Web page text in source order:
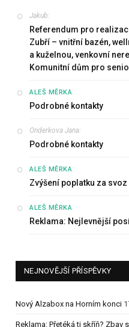
Jakub:
Referendum pro
Zubří – vnitřní bazén,
a kuželnou, venkovní
Komunitní dům pro
ALEŠ MĚRKA:
Podrobné kontakty
Onderkova Jana:
Podrobné kontakty
ALEŠ MĚRKA:
Zvýšení poplatku za
ALEŠ MĚRKA:
Reklama: Nejlevnější
NEJNOVĚJŠÍ PŘÍSPĚVKY
Nový Alzabox na Horním konci
Reklama: Přetéká ti skříň? Zbav